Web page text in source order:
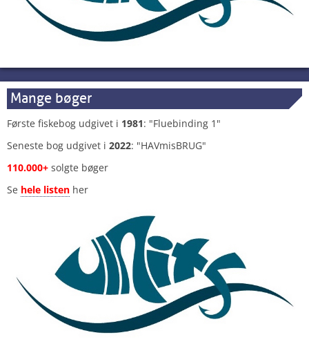
Mange bøger
Første fiskebog udgivet i 1981: "Fluebinding 1"
Seneste bog udgivet i 2022: "HAVmisBRUG"
110.000+ solgte bøger
Se hele listen her